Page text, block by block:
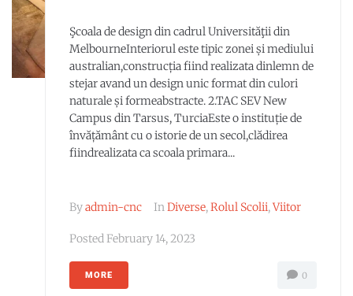
Şcoala de design din cadrul Universităţii din
MelbourneInteriorul este tipic zonei și mediului
australian,construcția fiind realizata dinlemn de
stejar avand un design unic format din culori
naturale și formeabstracte. 2.TAC SEV New
Campus din Tarsus, TurciaEste o instituție de
învățământ cu o istorie de un secol,clădirea
fiindrealizata ca scoala primara...
Byadmin-cnc InDiverse,Rolul Scolii,Viitor
Posted February 14, 2023
MORE 0